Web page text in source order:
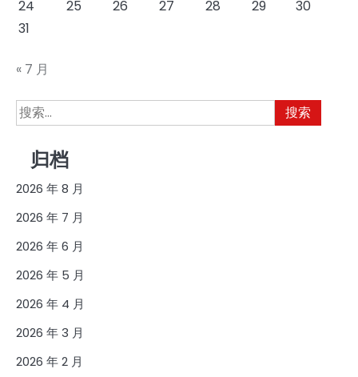
24 25 26 27 28 29
30
31
« 7 月
搜
索：
归档
2026 年 8 月
2026 年 7 月
2026 年 6 月
2026 年 5 月
2026 年 4 月
2026 年 3 月
2026 年 2 月